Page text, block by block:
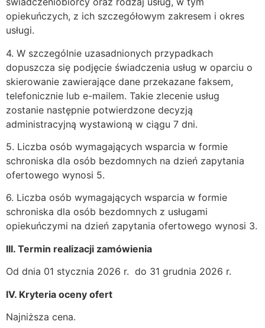
opiekuńczych, z ich szczegółowym zakresem i okres
usługi.
4. W szczególnie uzasadnionych przypadkach
dopuszcza się podjęcie świadczenia usług w oparciu o
skierowanie zawierające dane przekazane faksem,
telefonicznie lub e-mailem. Takie zlecenie usług
zostanie następnie potwierdzone decyzją
administracyjną wystawioną w ciągu 7 dni.
5. Liczba osób wymagających wsparcia w formie
schroniska dla osób bezdomnych na dzień zapytania
ofertowego wynosi 5.
6. Liczba osób wymagających wsparcia w formie
schroniska dla osób bezdomnych z usługami
opiekuńczymi na dzień zapytania ofertowego wynosi 3.
III. Termin realizacji zamówienia
Od dnia 01 stycznia 2026 r. do 31 grudnia 2026 r.
IV. Kryteria oceny ofert
Najniższa cena.